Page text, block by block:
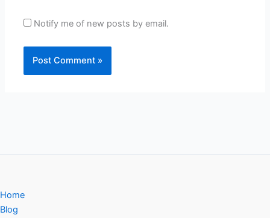
Notify me of new posts by email.
Home
Blog